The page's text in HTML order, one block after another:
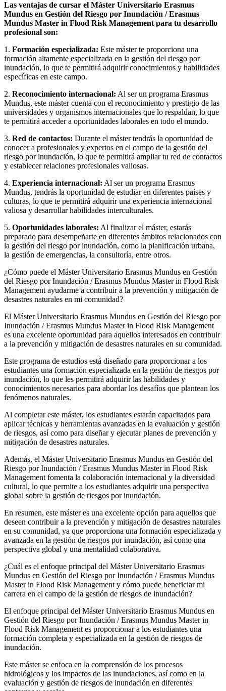
Las ventajas de cursar el Máster Universitario Erasmus
Mundus en Gestión del Riesgo por Inundación / Erasmus
Mundus Master in Flood Risk Management para tu desarrollo
profesional son:
1. Formación especializada: Este máster te proporciona una
formación altamente especializada en la gestión del riesgo por
inundación, lo que te permitirá adquirir conocimientos y habilidades
específicas en este campo.
2. Reconocimiento internacional: Al ser un programa Erasmus
Mundus, este máster cuenta con el reconocimiento y prestigio de las
universidades y organismos internacionales que lo respaldan, lo que
te permitirá acceder a oportunidades laborales en todo el mundo.
3. Red de contactos: Durante el máster tendrás la oportunidad de
conocer a profesionales y expertos en el campo de la gestión del
riesgo por inundación, lo que te permitirá ampliar tu red de contactos
y establecer relaciones profesionales valiosas.
4. Experiencia internacional: Al ser un programa Erasmus
Mundus, tendrás la oportunidad de estudiar en diferentes países y
culturas, lo que te permitirá adquirir una experiencia internacional
valiosa y desarrollar habilidades interculturales.
5. Oportunidades laborales: Al finalizar el máster, estarás
preparado para desempeñarte en diferentes ámbitos relacionados con
la gestión del riesgo por inundación, como la planificación urbana,
la gestión de emergencias, la consultoría, entre otros.
¿Cómo puede el Máster Universitario Erasmus Mundus en Gestión
del Riesgo por Inundación / Erasmus Mundus Master in Flood Risk
Management ayudarme a contribuir a la prevención y mitigación de
desastres naturales en mi comunidad?
El Máster Universitario Erasmus Mundus en Gestión del Riesgo por
Inundación / Erasmus Mundus Master in Flood Risk Management
es una excelente oportunidad para aquellos interesados en contribuir
a la prevención y mitigación de desastres naturales en su comunidad.
Este programa de estudios está diseñado para proporcionar a los
estudiantes una formación especializada en la gestión de riesgos por
inundación, lo que les permitirá adquirir las habilidades y
conocimientos necesarios para abordar los desafíos que plantean los
fenómenos naturales.
Al completar este máster, los estudiantes estarán capacitados para
aplicar técnicas y herramientas avanzadas en la evaluación y gestión
de riesgos, así como para diseñar y ejecutar planes de prevención y
mitigación de desastres naturales.
Además, el Máster Universitario Erasmus Mundus en Gestión del
Riesgo por Inundación / Erasmus Mundus Master in Flood Risk
Management fomenta la colaboración internacional y la diversidad
cultural, lo que permite a los estudiantes adquirir una perspectiva
global sobre la gestión de riesgos por inundación.
En resumen, este máster es una excelente opción para aquellos que
deseen contribuir a la prevención y mitigación de desastres naturales
en su comunidad, ya que proporciona una formación especializada y
avanzada en la gestión de riesgos por inundación, así como una
perspectiva global y una mentalidad colaborativa.
¿Cuál es el enfoque principal del Máster Universitario Erasmus
Mundus en Gestión del Riesgo por Inundación / Erasmus Mundus
Master in Flood Risk Management y cómo puede beneficiar mi
carrera en el campo de la gestión de riesgos de inundación?
El enfoque principal del Máster Universitario Erasmus Mundus en
Gestión del Riesgo por Inundación / Erasmus Mundus Master in
Flood Risk Management es proporcionar a los estudiantes una
formación completa y especializada en la gestión de riesgos de
inundación.
Este máster se enfoca en la comprensión de los procesos
hidrológicos y los impactos de las inundaciones, así como en la
evaluación y gestión de riesgos de inundación en diferentes